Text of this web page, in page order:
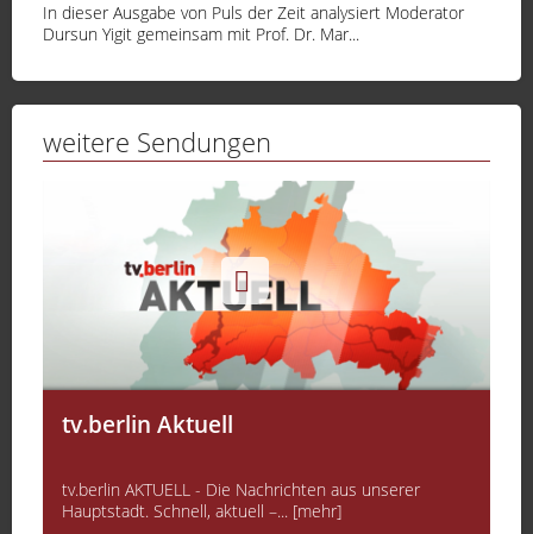
In dieser Ausgabe von Puls der Zeit analysiert Moderator
Dursun Yigit gemeinsam mit Prof. Dr. Mar...
weitere Sendungen
tv.berlin Aktuell
tv.berlin AKTUELL - Die Nachrichten aus unserer
Hauptstadt. Schnell, aktuell –... [mehr]